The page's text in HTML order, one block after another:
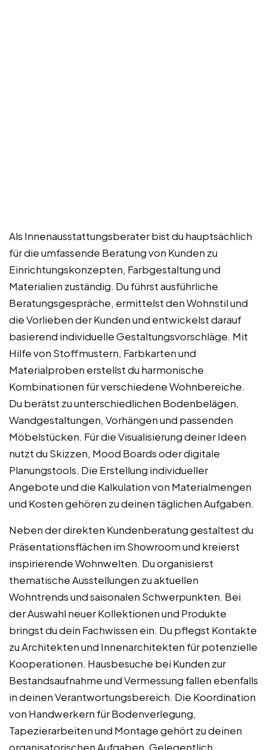
Als Innenausstattungsberater bist du hauptsächlich
für die umfassende Beratung von Kunden zu
Einrichtungskonzepten, Farbgestaltung und
Materialien zuständig. Du führst ausführliche
Beratungsgespräche, ermittelst den Wohnstil und
die Vorlieben der Kunden und entwickelst darauf
basierend individuelle Gestaltungsvorschläge. Mit
Hilfe von Stoffmustern, Farbkarten und
Materialproben erstellst du harmonische
Kombinationen für verschiedene Wohnbereiche.
Du berätst zu unterschiedlichen Bodenbelägen,
Wandgestaltungen, Vorhängen und passenden
Möbelstücken. Für die Visualisierung deiner Ideen
nutzt du Skizzen, Mood Boards oder digitale
Planungstools. Die Erstellung individueller
Angebote und die Kalkulation von Materialmengen
und Kosten gehören zu deinen täglichen Aufgaben.
Neben der direkten Kundenberatung gestaltest du
Präsentationsflächen im Showroom und kreierst
inspirierende Wohnwelten. Du organisierst
thematische Ausstellungen zu aktuellen
Wohntrends und saisonalen Schwerpunkten. Bei
der Auswahl neuer Kollektionen und Produkte
bringst du dein Fachwissen ein. Du pflegst Kontakte
zu Architekten und Innenarchitekten für potenzielle
Kooperationen. Hausbesuche bei Kunden zur
Bestandsaufnahme und Vermessung fallen ebenfalls
in deinen Verantwortungsbereich. Die Koordination
von Handwerkern für Bodenverlegung,
Tapezierarbeiten und Montage gehört zu deinen
organisatorischen Aufgaben. Gelegentlich